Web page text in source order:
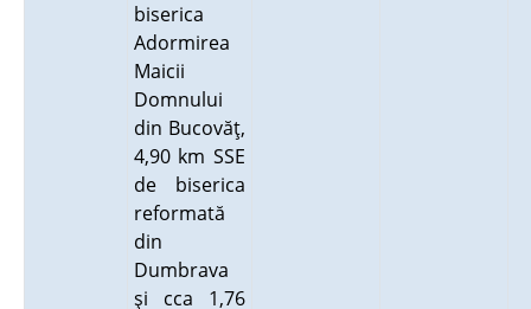
biserica
Adormirea
Maicii
Domnului
din Bucovăţ,
4,90 km SSE
de biserica
reformată
din
Dumbrava
şi cca 1,76